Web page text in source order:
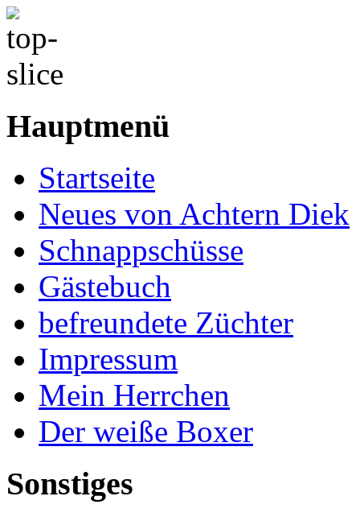
Hauptmenü
Startseite
Neues von Achtern Diek
Schnappschüsse
Gästebuch
befreundete Züchter
Impressum
Mein Herrchen
Der weiße Boxer
Sonstiges